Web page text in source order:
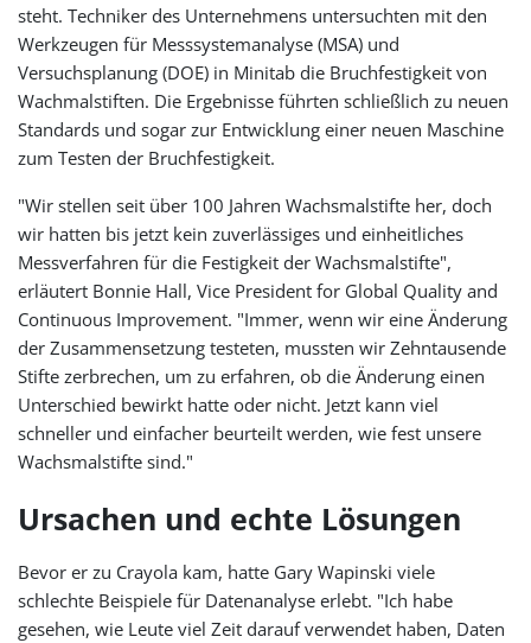
steht. Techniker des Unternehmens untersuchten mit den
Werkzeugen für Messsystemanalyse (MSA) und
Versuchsplanung (DOE) in Minitab die Bruchfestigkeit von
Wachmalstiften. Die Ergebnisse führten schließlich zu neuen
Standards und sogar zur Entwicklung einer neuen Maschine
zum Testen der Bruchfestigkeit.
"Wir stellen seit über 100 Jahren Wachsmalstifte her, doch
wir hatten bis jetzt kein zuverlässiges und einheitliches
Messverfahren für die Festigkeit der Wachsmalstifte",
erläutert Bonnie Hall, Vice President for Global Quality and
Continuous Improvement. "Immer, wenn wir eine Änderung
der Zusammensetzung testeten, mussten wir Zehntausende
Stifte zerbrechen, um zu erfahren, ob die Änderung einen
Unterschied bewirkt hatte oder nicht. Jetzt kann viel
schneller und einfacher beurteilt werden, wie fest unsere
Wachsmalstifte sind."
Ursachen und echte Lösungen
Bevor er zu Crayola kam, hatte Gary Wapinski viele
schlechte Beispiele für Datenanalyse erlebt. "Ich habe
gesehen, wie Leute viel Zeit darauf verwendet haben, Daten